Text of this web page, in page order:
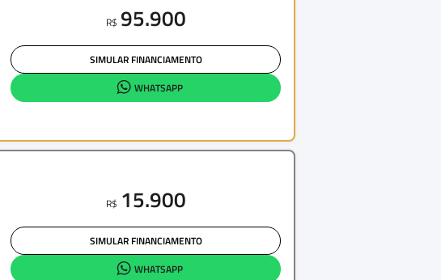
R$ 95.900
SIMULAR FINANCIAMENTO
WHATSAPP
R$ 15.900
SIMULAR FINANCIAMENTO
WHATSAPP